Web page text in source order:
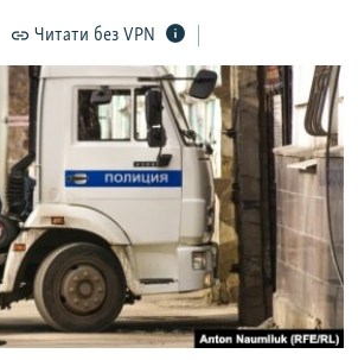
КРИМУ
Читати без VPN